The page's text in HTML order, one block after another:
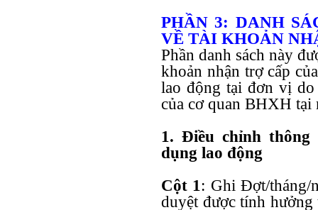
PHẦN 3: DANH
VỀ TÀI KHOẢN
Phần danh sách này
khoản nhận trợ cấp
lao động tại đơn vị
của cơ quan BHXH tại
1. Điều chỉnh
dụng lao động
Cột 1: Ghi Đợt/tháng/
duyệt được tính